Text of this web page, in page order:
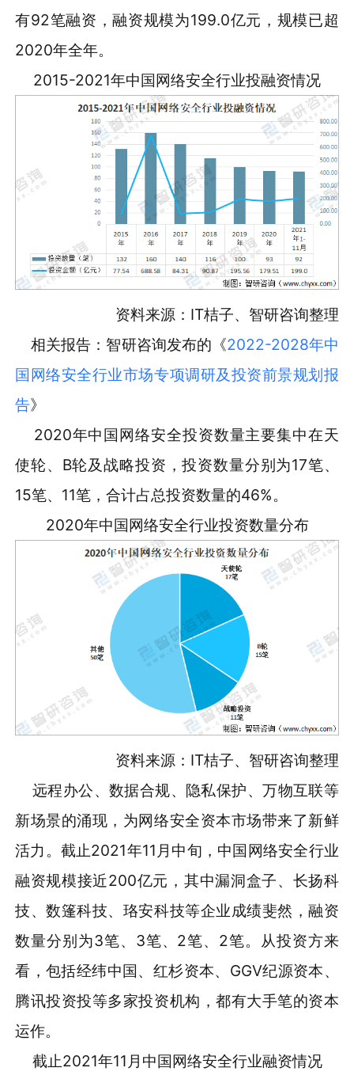
有92笔融资，融资规模为199.0亿元，规模已超
2020年全年。
2015-2021年中国网络安全行业投融资情况
资料来源：IT桔子、智研咨询整理
相关报告：智研咨询发布的《2022-2028年中
国网络安全行业市场专项调研及投资前景规划报
告》
2020年中国网络安全投资数量主要集中在天
使轮、B轮及战略投资，投资数量分别为17笔、
15笔、11笔，合计占总投资数量的46%。
2020年中国网络安全行业投资数量分布
资料来源：IT桔子、智研咨询整理
远程办公、数据合规、隐私保护、万物互联等
新场景的涌现，为网络安全资本市场带来了新鲜
活力。截止2021年11月中旬，中国网络安全行业
融资规模接近200亿元，其中漏洞盒子、长扬科
技、数篷科技、珞安科技等企业成绩斐然，融资
数量分别为3笔、3笔、2笔、2笔。从投资方来
看，包括经纬中国、红杉资本、GGV纪源资本、
腾讯投资投等多家投资机构，都有大手笔的资本
运作。
截止2021年11月中国网络安全行业融资情况